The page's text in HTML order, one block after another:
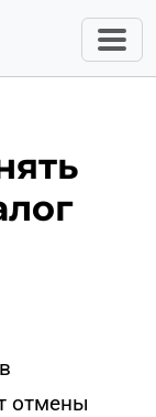
отмены